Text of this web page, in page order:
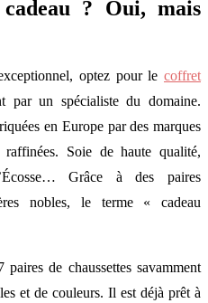
cadeau ? Oui, mais
optez pour le coffret
par un spécialiste du domaine.
en Europe par des marques
raffinées. Soie de haute qualité,
Grâce à des paires
nobles, le terme « cadeau
de chaussettes savamment
et de couleurs. Il est déjà prêt à